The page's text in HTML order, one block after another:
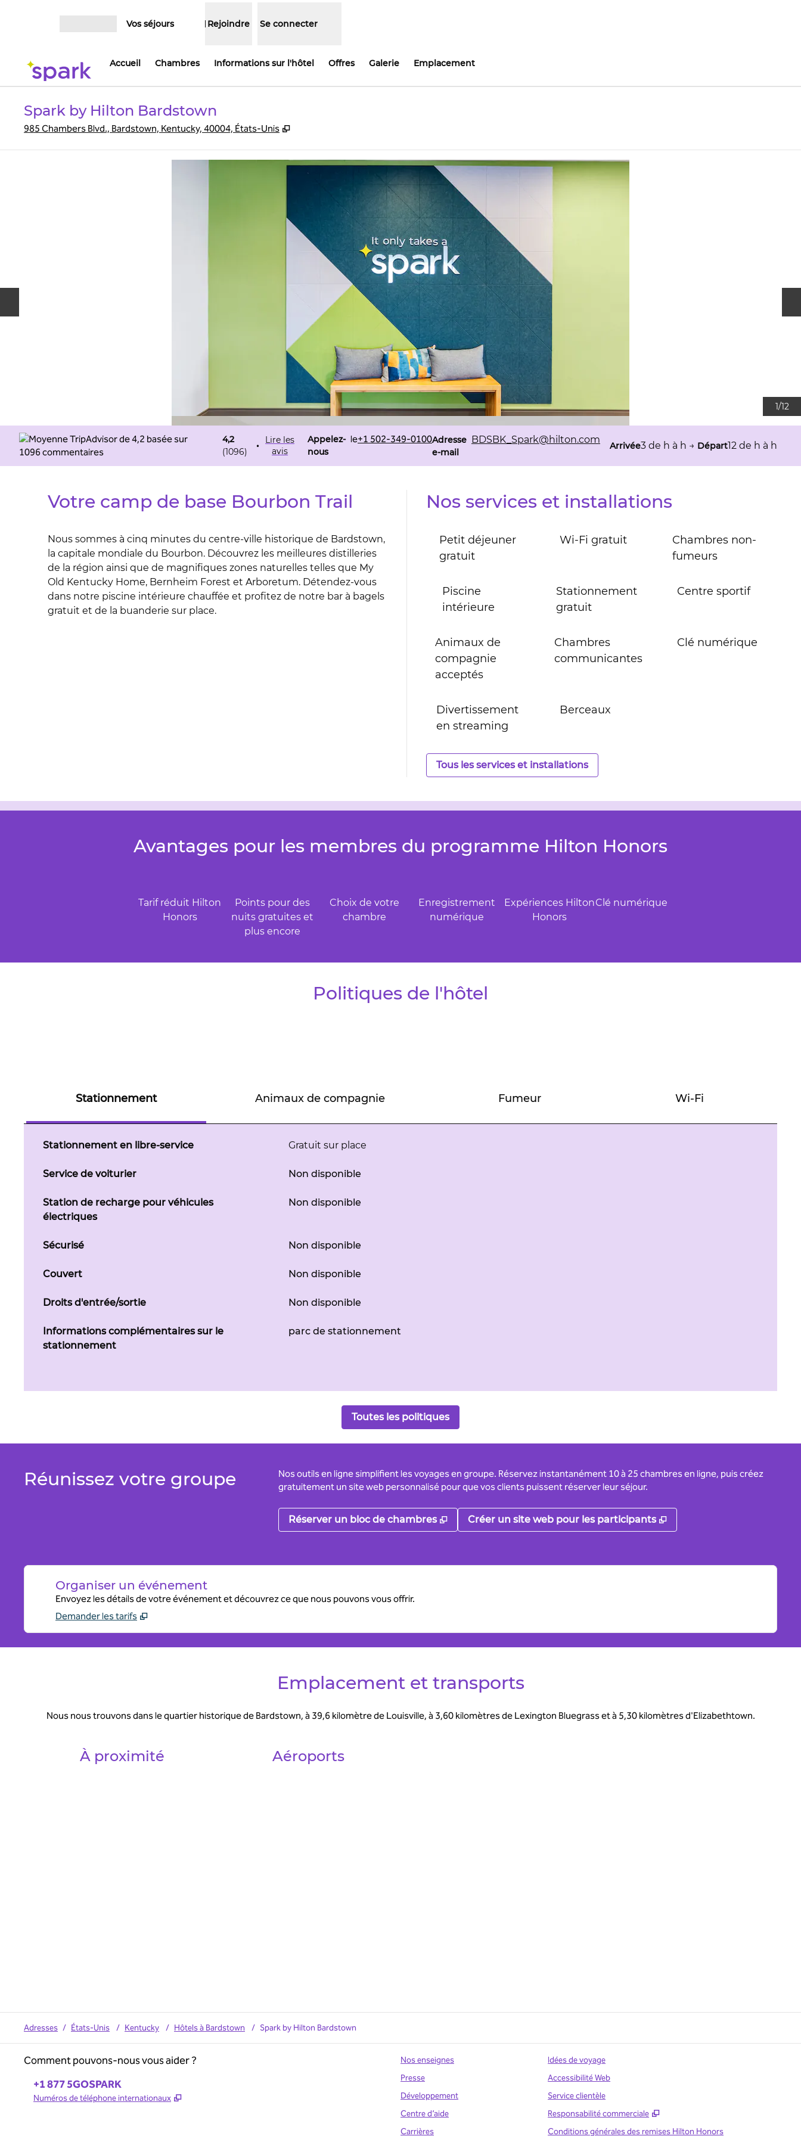
Vos séjours Rejoindre Se connecter
Accueil Chambres Informations sur l'hôtel Offres Galerie Emplacement
Spark by Hilton Bardstown
985 Chambers Blvd., Bardstown, Kentucky, 40004, États-Unis ,
1/12
4,2
(1096)
•
Lire les
avis
Appelez-
nous
Appelez le+1 502-349-0100Adresse
e-mail
Email BDSBK_Spark@hilton.com
Arrivée3 de h à h → Départ12 de h à h
Votre camp de base Bourbon Trail
Nous sommes à cinq minutes du centre-ville historique de Bardstown,
la capitale mondiale du Bourbon. Découvrez les meilleures distilleries
de la région ainsi que de magnifiques zones naturelles telles que My
Old Kentucky Home, Bernheim Forest et Arboretum. Détendez-vous
dans notre piscine intérieure chauffée et profitez de notre bar à bagels
gratuit et de la buanderie sur place.
Nos services et installations
Petit déjeuner
gratuit
Wi-Fi gratuit
Chambres non-
fumeurs
Piscine
intérieure
Stationnement
gratuit
Centre sportif
Animaux de
compagnie
acceptés
Chambres
communicantes
Clé numérique
Divertissement
en streaming
Berceaux
Tous les services et installations
Avantages pour les membres du programme Hilton Honors
Tarif réduit Hilton
Honors
Points pour des
nuits gratuites et
plus encore
Choix de votre
chambre
Enregistrement
numérique
Expériences Hilton
Honors
Clé numérique
Politiques de l'hôtel
Stationnement Animaux de compagnie Fumeur Wi-Fi
Stationnement en libre-service Gratuit sur place
Service de voiturier Non disponible
Station de recharge pour véhicules
électriques
Non disponible
Sécurisé Non disponible
Couvert Non disponible
Droits d'entrée/sortie Non disponible
Informations complémentaires sur le
stationnement
parc de stationnement
Toutes les politiques
Réunissez votre groupe
Nos outils en ligne simplifient les voyages en groupe. Réservez instantanément 10 à 25 chambres en ligne, puis créez
gratuitement un site web personnalisé pour que vos clients puissent réserver leur séjour.
Réserver un bloc de chambres , S'ouvre dans un nouvel onglet
Créer un site web pour les participants ,
Organiser un événement
Envoyez les détails de votre événement et découvrez ce que nous pouvons vous offrir.
Demander les tarifs
Emplacement et transports
Nous nous trouvons dans le quartier historique de Bardstown, à 39,6 kilomètre de Louisville, à 3,60 kilomètres de Lexington Bluegrass et à 5,30 kilomètres d'Elizabethtown.
À proximité Aéroports
Adresses / États-Unis / Kentucky / Hôtels à Bardstown / Spark by Hilton Bardstown
Comment pouvons-nous vous aider ?
Téléphone :
+1 877 5GOSPARK
Numéros de téléphone internationaux ,
Nos enseignes
Presse
Développement
Centre d’aide
Carrières
Idées de voyage
Accessibilité Web
Service clientèle
Responsabilité commerciale
,
Conditions générales des remises Hilton Honors